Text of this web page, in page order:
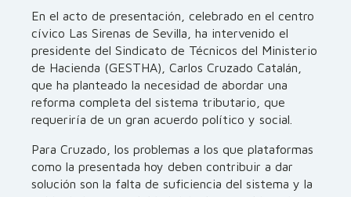
En el acto de presentación, celebrado en el centro
cívico Las Sirenas de Sevilla, ha intervenido el
presidente del Sindicato de Técnicos del Ministerio
de Hacienda (GESTHA), Carlos Cruzado Catalán,
que ha planteado la necesidad de abordar una
reforma completa del sistema tributario, que
requeriría de un gran acuerdo político y social.
Para Cruzado, los problemas a los que plataformas
como la presentada hoy deben contribuir a dar
solución son la falta de suficiencia del sistema y la